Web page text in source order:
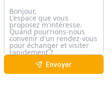
Envoyer